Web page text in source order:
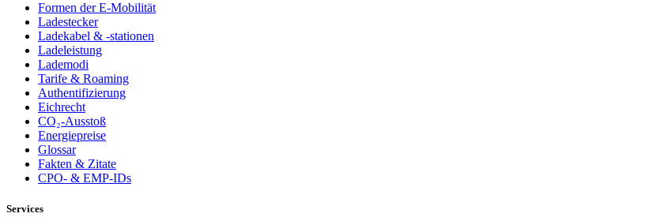
Formen der E-Mobilität
Ladestecker
Ladekabel & -stationen
Ladeleistung
Lademodi
Tarife & Roaming
Authentifizierung
Eichrecht
CO₂-Ausstoß
Energiepreise
Glossar
Fakten & Zitate
CPO- & EMP-IDs
Services